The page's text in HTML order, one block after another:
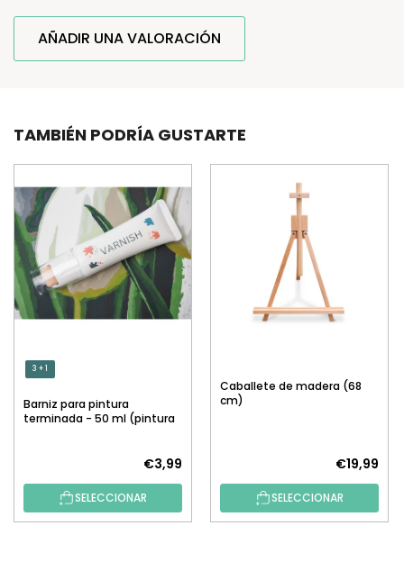
AÑADIR UNA VALORACIÓN
TAMBIÉN PODRÍA GUSTARTE
3 + 1
Barniz para pintura
terminada - 50 ml (pintura
€3,99
SELECCIONAR
Caballete de madera (68
cm)
€19,99
SELECCIONAR